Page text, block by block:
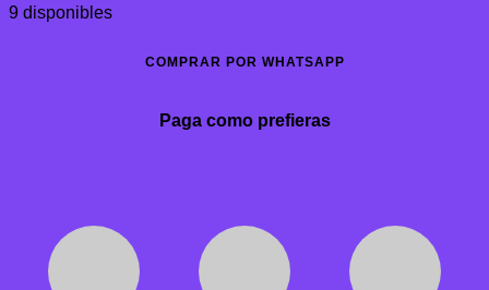
9 disponibles
COMPRAR POR WHATSAPP
Paga como prefieras